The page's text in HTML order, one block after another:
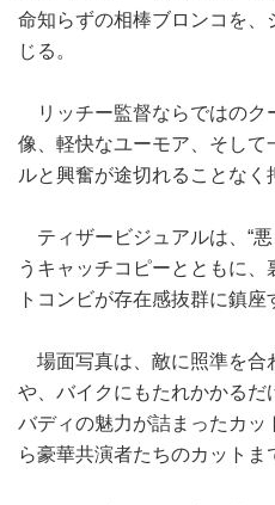
命知らずの相棒ブロンコを
じる。
リッチー監督ならではのク
像、軽快なユーモア、そして
ルと興奮が途切れることなく
ティザービジュアルは、“
うキャッチコピーとともに
トコンビが存在感抜群に鎮座
場面写真は、敵に照準を合
や、バイクにもたれかかる
バディの魅力が詰まったカッ
ら豪華共演者たちのカットま